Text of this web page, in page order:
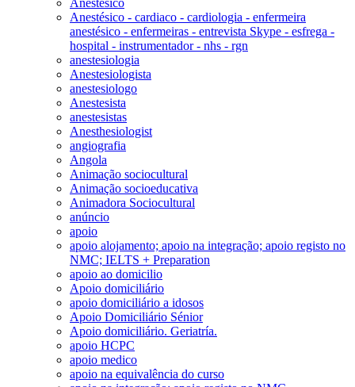
Anestésico - cardiaco - cardiologia - enfermeira
anestésico - enfermeiras - entrevista Skype - esfrega -
hospital - instrumentador - nhs - rgn
anestesiologia
Anestesiologista
anestesiologo
Anestesista
anestesistas
Anesthesiologist
angiografia
Angola
Animação sociocultural
Animação socioeducativa
Animadora Sociocultural
anúncio
apoio
apoio alojamento; apoio na integração; apoio registo no
NMC; IELTS + Preparation
apoio ao domicilio
Apoio domiciliário
apoio domiciliário a idosos
Apoio Domiciliário Sénior
Apoio domiciliário. Geriatría.
apoio HCPC
apoio medico
apoio na equivalência do curso